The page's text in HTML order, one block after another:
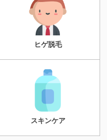
ヒゲ脱毛
スキンケア